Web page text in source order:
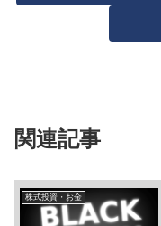
関連記事
株式投資・お金